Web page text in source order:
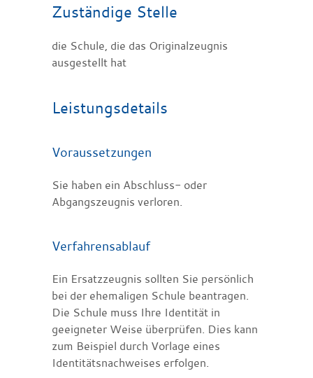
Zuständige Stelle
die Schule, die das Originalzeugnis
ausgestellt hat
Leistungsdetails
Voraussetzungen
Sie haben ein Abschluss- oder
Abgangszeugnis verloren.
Verfahrensablauf
Ein Ersatzzeugnis sollten Sie persönlich
bei der ehemaligen Schule beantragen.
Die Schule muss Ihre Identität in
geeigneter Weise überprüfen. Dies kann
zum Beispiel durch Vorlage eines
Identitätsnachweises erfolgen.